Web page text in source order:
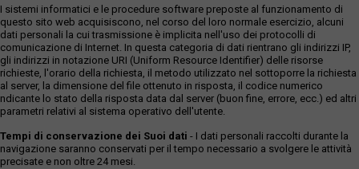
I sistemi informatici e le procedure software preposte al funzionamento di
questo sito web acquisiscono, nel corso del loro normale esercizio, alcuni
dati personali la cui trasmissione è implicita nell'uso dei protocolli di
comunicazione di Internet. In questa categoria di dati rientrano gli indirizzi IP,
gli indirizzi in notazione URI (Uniform Resource Identifier) delle risorse
richieste, l'orario della richiesta, il metodo utilizzato nel sottoporre la richiesta
al server, la dimensione del file ottenuto in risposta, il codice numerico
ndicante lo stato della risposta data dal server (buon fine, errore, ecc.) ed altri
parametri relativi al sistema operativo dell'utente.
Tempi di conservazione dei Suoi dati - I dati personali raccolti durante la
navigazione saranno conservati per il tempo necessario a svolgere le attività
precisate e non oltre 24 mesi.